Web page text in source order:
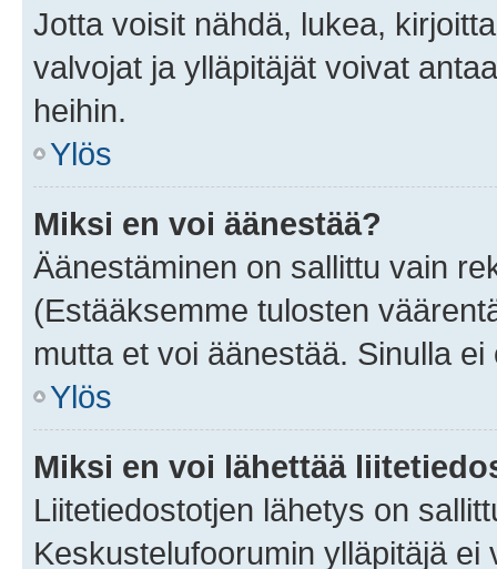
Jotta voisit nähdä, lukea,
valvojat ja ylläpitäjät voivat
heihin.
Ylös
Miksi en voi äänestää?
Äänestäminen on sallittu vain
(Estääksemme tulosten
mutta et voi äänestää. Sinulla
Ylös
Miksi en voi lähettää
Liitetiedostotjen lähetys on
Keskustelufoorumin ylläpitäjä